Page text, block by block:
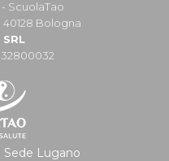
ScuolaTao
Bologna
SRL
Sede Lugano